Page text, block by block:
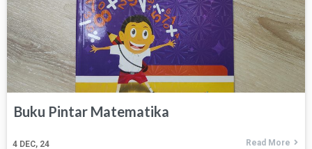
Buku Pintar Matematika
4 DEC, 24 Read More